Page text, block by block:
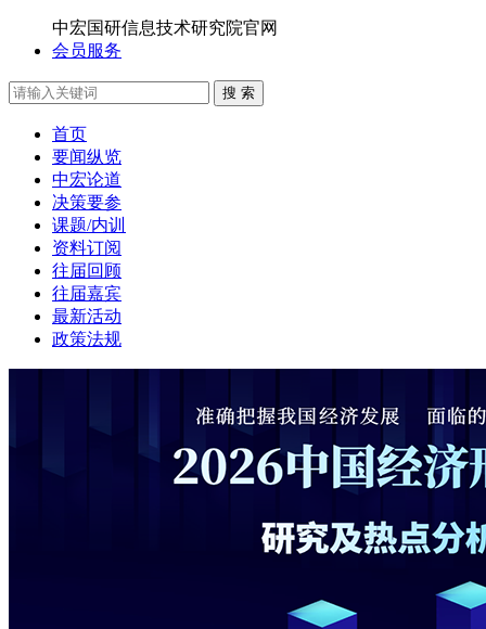
中宏国研信息技术研究院官网
会员服务
搜 索
首页
要闻纵览
中宏论道
决策要参
课题/内训
资料订阅
往届回顾
往届嘉宾
最新活动
政策法规